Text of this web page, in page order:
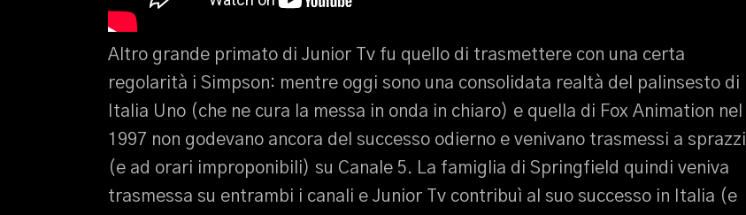
Altro grande primato di Junior Tv fu quello di trasmettere con una certa
regolarità i Simpson: mentre oggi sono una consolidata realtà del palinsesto di
Italia Uno (che ne cura la messa in onda in chiaro) e quella di Fox Animation nel
1997 non godevano ancora del successo odierno e venivano trasmessi a sprazzi
(e ad orari improponibili) su Canale 5. La famiglia di Springfield quindi veniva
trasmessa su entrambi i canali e Junior Tv contribuì al suo successo in Italia (e